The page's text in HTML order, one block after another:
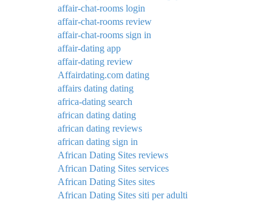
affair-chat-rooms login
affair-chat-rooms review
affair-chat-rooms sign in
affair-dating app
affair-dating review
Affairdating.com dating
affairs dating dating
africa-dating search
african dating dating
african dating reviews
african dating sign in
African Dating Sites reviews
African Dating Sites services
African Dating Sites sites
African Dating Sites siti per adulti